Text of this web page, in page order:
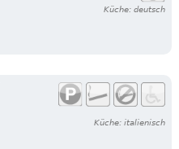
Küche: deutsch
Küche: italienisch